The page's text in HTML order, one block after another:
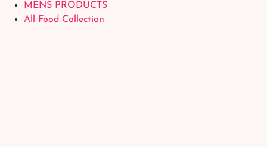
MENS PRODUCTS
All Food Collection